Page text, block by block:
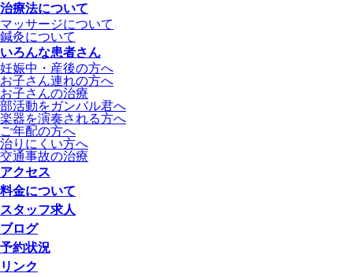
治療法について
マッサージについて
鍼灸について
いろんな患者さん
妊娠中・産後の方へ
お子さん連れの方へ
お子さんの治療
部活動をガンバル君へ
楽器を演奏される方へ
ご年配の方へ
治りにくい方へ
交通事故の治療
アクセス
料金について
スタッフ求人
ブログ
予約状況
リンク